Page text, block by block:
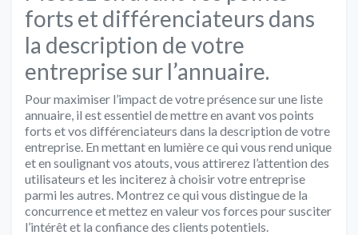
forts et différenciateurs dans
la description de votre
entreprise sur l’annuaire.
Pour maximiser l’impact de votre présence sur une liste
annuaire, il est essentiel de mettre en avant vos points
forts et vos différenciateurs dans la description de votre
entreprise. En mettant en lumière ce qui vous rend unique
et en soulignant vos atouts, vous attirerez l’attention des
utilisateurs et les inciterez à choisir votre entreprise
parmi les autres. Montrez ce qui vous distingue de la
concurrence et mettez en valeur vos forces pour susciter
l’intérêt et la confiance des clients potentiels.